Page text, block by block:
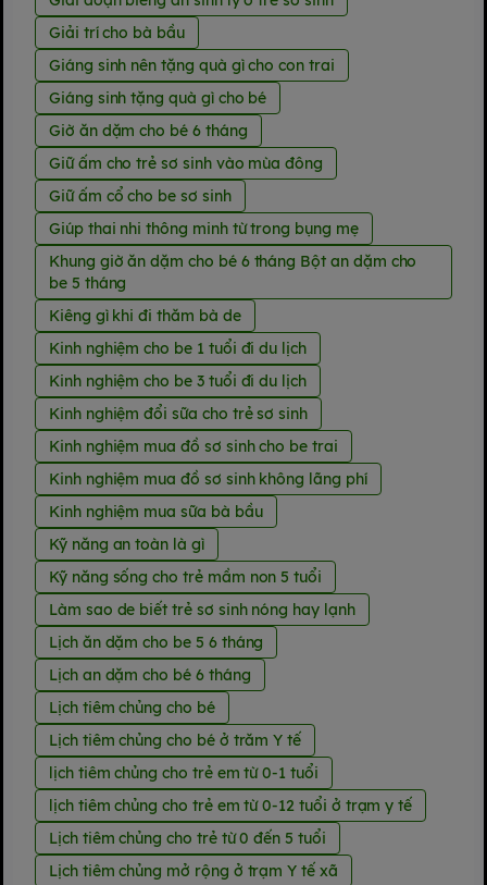
Giải trí cho bà bầu
Giáng sinh nên tặng quà gì cho con trai
Giáng sinh tặng quà gì cho bé
Giờ ăn dặm cho bé 6 tháng
Giữ ấm cho trẻ sơ sinh vào mùa đông
Giữ ấm cổ cho be sơ sinh
Giúp thai nhi thông minh từ trong bụng mẹ
Khung giờ ăn dặm cho bé 6 tháng Bột an dặm cho
be 5 tháng
Kiêng gì khi đi thăm bà de
Kinh nghiệm cho be 1 tuổi đi du lịch
Kinh nghiệm cho be 3 tuổi đi du lịch
Kinh nghiệm đổi sữa cho trẻ sơ sinh
Kinh nghiệm mua đồ sơ sinh cho be trai
Kinh nghiệm mua đồ sơ sinh không lãng phí
Kinh nghiệm mua sữa bà bầu
Kỹ năng an toàn là gì
Kỹ năng sống cho trẻ mầm non 5 tuổi
Làm sao de biết trẻ sơ sinh nóng hay lạnh
Lịch ăn dặm cho be 5 6 tháng
Lịch an dặm cho bé 6 tháng
Lịch tiêm chủng cho bé
Lịch tiêm chủng cho bé ở trăm Y tế
lịch tiêm chủng cho trẻ em từ 0-1 tuổi
lịch tiêm chủng cho trẻ em từ 0-12 tuổi ở trạm y tế
Lịch tiêm chủng cho trẻ từ 0 đến 5 tuổi
Lịch tiêm chủng mở rộng ở trạm Y tế xã